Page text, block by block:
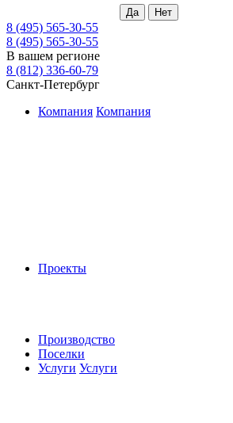
8 (495) 565-30-55
8 (495) 565-30-55
В вашем регионе
8 (812) 336-60-79
Санкт-Петербург
Компания Компания
Проекты
Производство
Поселки
Услуги Услуги